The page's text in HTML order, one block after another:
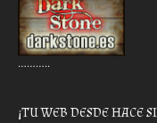
………..
¡TU WEB DESDE HACE